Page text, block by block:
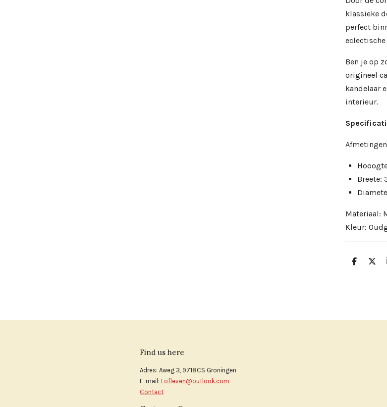
klassieke
perfect
Ben je op
origineel
kandelaar
interieur.
Afmetingen
Breete:
Materiaal:
Kleur:
D
D
Find us here
Adres: Aweg 3, 9718CS Groningen
E-mail: Lofleven@outlook.com
Contact